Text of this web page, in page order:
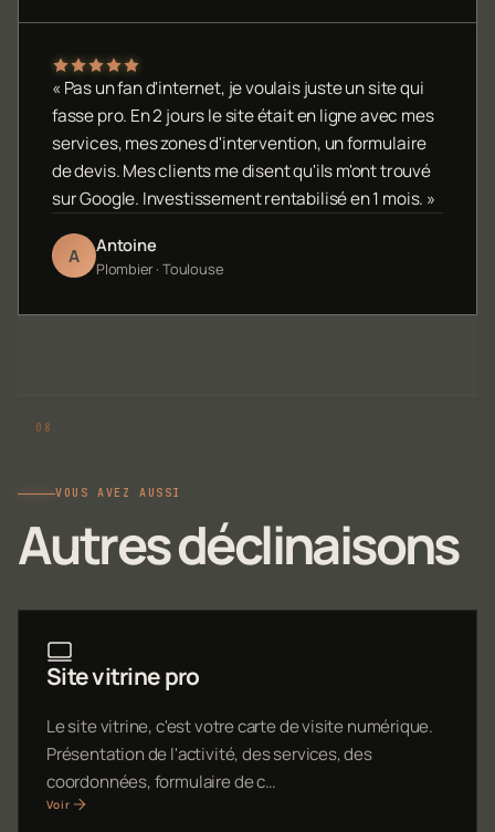
« Pas un fan d'internet, je voulais juste un site qui
fasse pro. En 2 jours le site était en ligne avec mes
services, mes zones d'intervention, un formulaire
de devis. Mes clients me disent qu'ils m'ont trouvé
sur Google. Investissement rentabilisé en 1 mois. »
A Antoine
Plombier · Toulouse
VOUS AVEZ AUSSI
Autres déclinaisons
Site vitrine pro
Le site vitrine, c'est votre carte de visite numérique.
Présentation de l'activité, des services, des
coordonnées, formulaire de c…
Voir